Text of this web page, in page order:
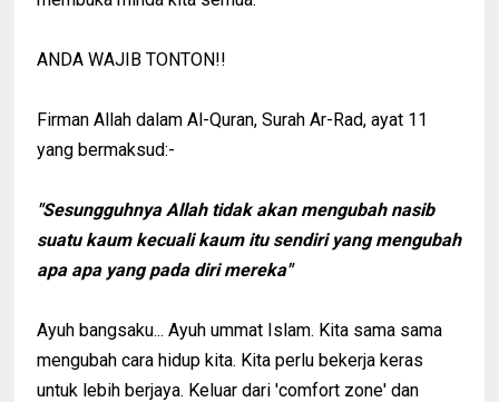
ANDA WAJIB TONTON!!
Firman Allah dalam Al-Quran, Surah Ar-Rad, ayat 11
yang bermaksud:-
"Sesungguhnya Allah tidak akan mengubah nasib
suatu kaum kecuali kaum itu sendiri yang mengubah
apa apa yang pada diri mereka"
Ayuh bangsaku... Ayuh ummat Islam. Kita sama sama
mengubah cara hidup kita. Kita perlu bekerja keras
untuk lebih berjaya. Keluar dari 'comfort zone' dan